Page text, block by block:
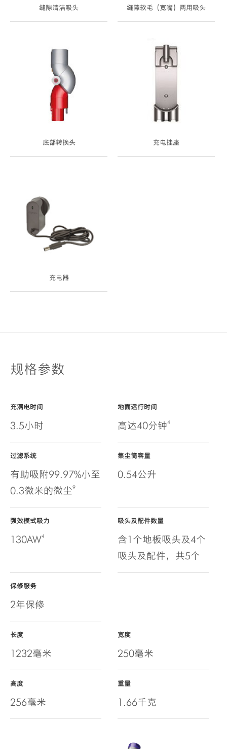
缝隙清洁吸头 缝隙软毛（宽嘴）两用吸头
底部转换头 充电挂座
充电器
规格参数
充满电时间
3.5小时
地面运行时间
高达40分钟4
过滤系统
有助吸附99.97%小至
0.3微米的微尘9
集尘筒容量
0.54公升
强效模式吸力
130AW4
吸头及配件数量
含1个地板吸头及4个
吸头及配件，共5个
保修服务
2年保修
长度
1232毫米
宽度
250毫米
高度
256毫米
重量
1.66千克